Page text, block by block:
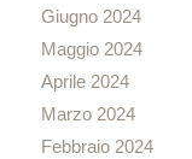
Giugno 2024
Maggio 2024
Aprile 2024
Marzo 2024
Febbraio 2024